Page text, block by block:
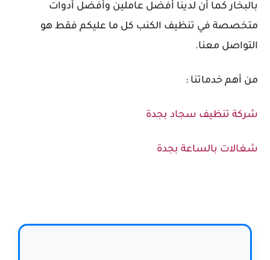
بالبخار كما أن لدينا أفضل عاملين وأفضل أدوات
متخصصة في تنظيف الكنب كل ما عليكم فقط هو
التواصل معنا.
من أهم خدماتنا :
شركة تنظيف سجاد بجدة
شغالات بالساعة بجدة